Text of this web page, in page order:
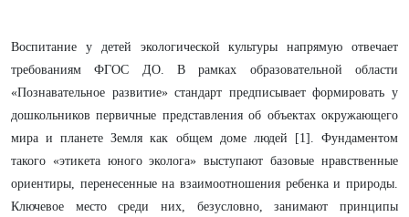
Воспитание у детей экологической культуры напрямую отвечает
требованиям ФГОС ДО. В рамках образовательной области
«Познавательное развитие» стандарт предписывает формировать у
дошкольников первичные представления об объектах окружающего
мира и планете Земля как общем доме людей [1]. Фундаментом
такого «этикета юного эколога» выступают базовые нравственные
ориентиры, перенесенные на взаимоотношения ребенка и природы.
Ключевое место среди них, безусловно, занимают принципы